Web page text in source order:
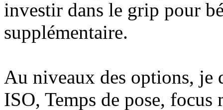
investir dans le grip pour
supplémentaire.
Au niveaux des options, je
ISO, Temps de pose, focus